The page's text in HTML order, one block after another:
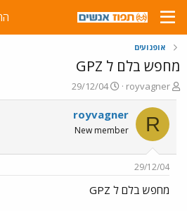
אופנועים
מחפש בלם ל GPZ
פ
ו
ת
ח
ה
ש
א
royvagner
פ
ו
ר
ס
ם
ר
29/12/04
R
royvagner
New member
29/12/04
מחפש בלם ל GPZ